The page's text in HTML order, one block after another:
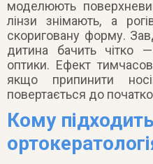
моделюють
лінзи знімають, а
скориговану форму.
дитина бачить чітко
оптики. Ефект
якщо припинити
повертається до
Кому підходить